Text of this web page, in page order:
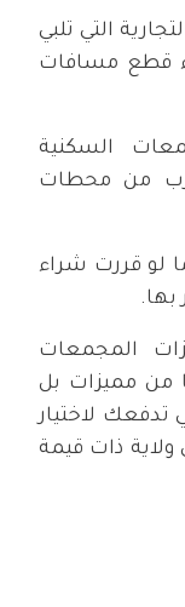
التي تلبي
قطع مسافات
السكنية
من محطات
لو قررت شراء
المجمعات
من مميزات بل
تدفعك لاختيار
ذات قيمة